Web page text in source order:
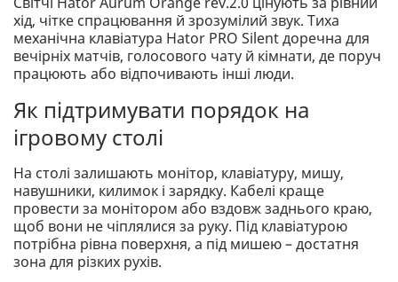
хід, чітке спрацювання й зрозумілий звук. Тиха
механічна клавіатура Hator PRO Silent доречна для
вечірніх матчів, голосового чату й кімнати, де поруч
працюють або відпочивають інші люди.
Як підтримувати порядок на
ігровому столі
На столі залишають монітор, клавіатуру, мишу,
навушники, килимок і зарядку. Кабелі краще
провести за монітором або вздовж заднього краю,
щоб вони не чіплялися за руку. Під клавіатурою
потрібна рівна поверхня, а під мишею – достатня
зона для різких рухів.